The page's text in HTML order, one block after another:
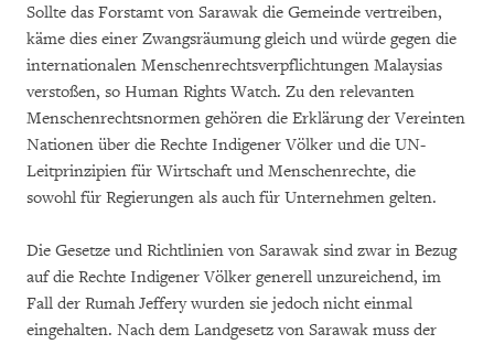
Sollte das Forstamt von Sarawak die Gemeinde vertreiben,
käme dies einer Zwangsräumung gleich und würde gegen die
internationalen Menschenrechtsverpflichtungen Malaysias
verstoßen, so Human Rights Watch. Zu den relevanten
Menschenrechtsnormen gehören die Erklärung der Vereinten
Nationen über die Rechte Indigener Völker und die UN-
Leitprinzipien für Wirtschaft und Menschenrechte, die
sowohl für Regierungen als auch für Unternehmen gelten.
Die Gesetze und Richtlinien von Sarawak sind zwar in Bezug
auf die Rechte Indigener Völker generell unzureichend, im
Fall der Rumah Jeffery wurden sie jedoch nicht einmal
eingehalten. Nach dem Landgesetz von Sarawak muss der